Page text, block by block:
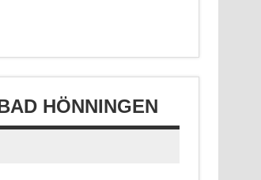
HÖNNINGEN